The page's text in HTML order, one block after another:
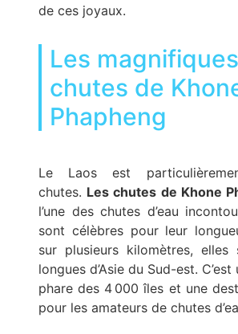
de ces joyaux.
Les magnifiques
chutes de
Phapheng
Le Laos est
chutes. Les chutes de Khone
l’une des chutes d’eau
sont célèbres pour leur
sur plusieurs kilomètres,
longues d’Asie du Sud-est.
phare des 4 000 îles et une
pour les amateurs de chutes